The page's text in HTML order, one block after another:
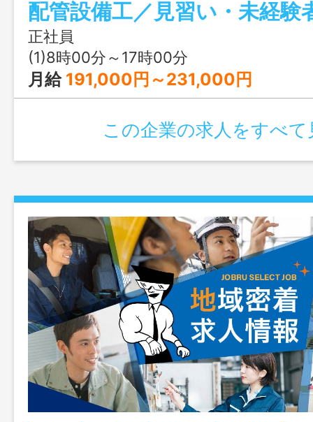
援します。 ＊入社後は、先輩と一緒に
補助をしていただきます。独り立ちまで
度かかりますが、きちんと指導しますの
応募ください。 「求人・事業所ＰＲシ
さい。 変更範囲：電工（本人の適性、希
正社員
(1)8時00分～17時00分
月給 191,000円～231,000円
この企業の求人をすべて